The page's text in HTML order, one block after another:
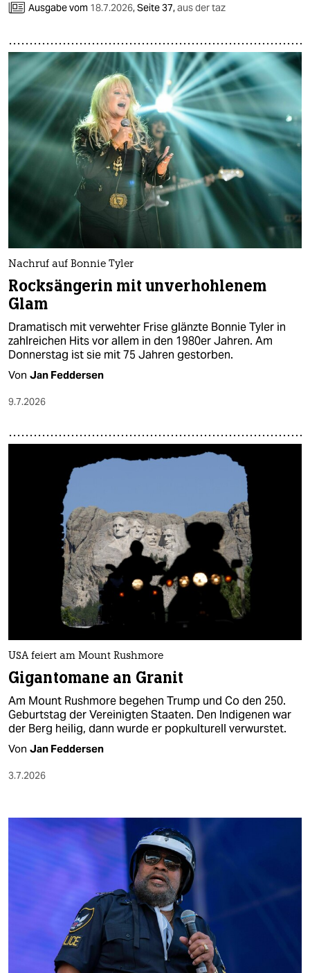
Ausgabe vom 18.7.2026,Seite 37,aus der taz
Nachruf auf Bonnie Tyler
Rocksängerin mit unverhohlenem
Glam
Dramatisch mit verwehter Frise glänzte Bonnie Tyler in
zahlreichen Hits vor allem in den 1980er Jahren. Am
Donnerstag ist sie mit 75 Jahren gestorben.
Von Jan Feddersen
9.7.2026
USA feiert am Mount Rushmore
Gigantomane an Granit
Am Mount Rushmore begehen Trump und Co den 250.
Geburtstag der Vereinigten Staaten. Den Indigenen war
der Berg heilig, dann wurde er popkulturell verwurstet.
Von Jan Feddersen
3.7.2026